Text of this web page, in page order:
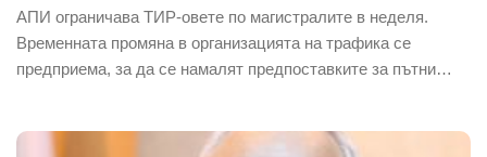
АПИ ограничава ТИР-овете по магистралите в неделя.
Временната промяна в организацията на трафика се
предприема, за да се намалят предпоставките за пътни…